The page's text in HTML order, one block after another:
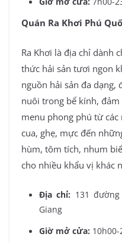
Quán Ra Khơi Phú
Ra Khơi là địa chỉ dành
thức hải sản tươi ngon
nguồn hải sản đa dạng,
nuôi trong bể kính,
menu phong phú từ
cua, ghẹ, mực đến
hùm, tôm tích, nhum
cho nhiều khẩu vị khác
Địa chỉ: 131
Giang
Giờ mở cửa: